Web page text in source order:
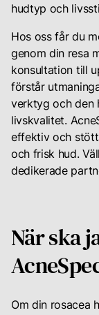
hudtyp och
Hos oss får du
genom din resa
konsultation till
förstår
verktyg och den
livskvalitet.
effektiv och
och frisk hud.
dedikerade
När ska
Om din rosacea